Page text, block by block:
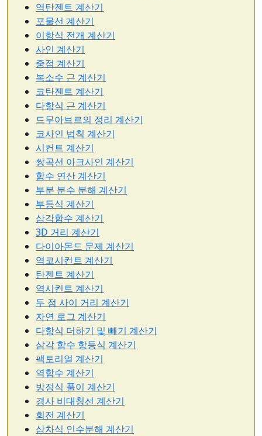
역탄젠트 계산기
포물선 계산기
이항식 전개 계산기
사인 계산기
중점 계산기
복소수 근 계산기
코탄젠트 계산기
다항식 근 계산기
드무아브르의 정리 계산기
코사인 법칙 계산기
시컨트 계산기
쌍곡선 아크사인 계산기
함수 연산 계산기
부분 분수 분해 계산기
부등식 계산기
삼각함수 계산기
3D 거리 계산기
다이아몬드 문제 계산기
역코시컨트 계산기
탄젠트 계산기
역시컨트 계산기
두 점 사이 거리 계산기
자연 로그 계산기
다항식 더하기 및 빼기 계산기
삼각 함수 항등식 계산기
팩토리얼 계산기
역함수 계산기
방정식 풀이 계산기
경사 비대칭선 계산기
회전 계산기
삼차식 인수분해 계산기